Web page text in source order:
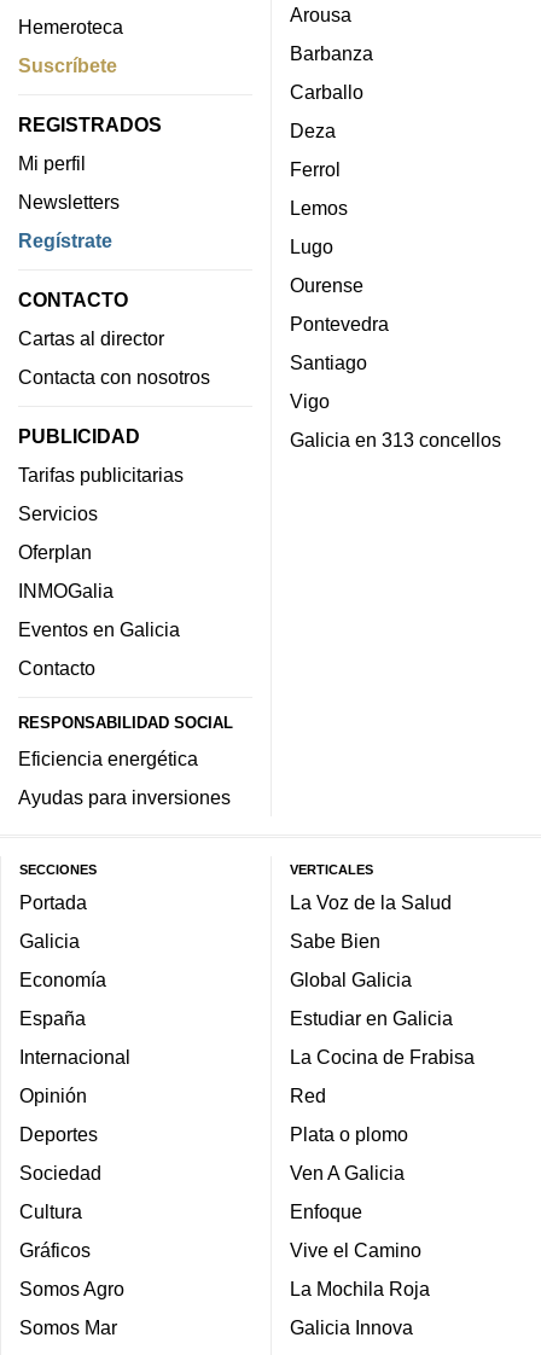
Hemeroteca
Suscríbete
REGISTRADOS
Mi perfil
Newsletters
Regístrate
CONTACTO
Cartas al director
Contacta con nosotros
PUBLICIDAD
Tarifas publicitarias
Servicios
Oferplan
INMOGalia
Eventos en Galicia
Contacto
RESPONSABILIDAD SOCIAL
Eficiencia energética
Ayudas para inversiones
Arousa
Barbanza
Carballo
Deza
Ferrol
Lemos
Lugo
Ourense
Pontevedra
Santiago
Vigo
Galicia en 313 concellos
SECCIONES
Portada
Galicia
Economía
España
Internacional
Opinión
Deportes
Sociedad
Cultura
Gráficos
Somos Agro
Somos Mar
VERTICALES
La Voz de la Salud
Sabe Bien
Global Galicia
Estudiar en Galicia
La Cocina de Frabisa
Red
Plata o plomo
Ven A Galicia
Enfoque
Vive el Camino
La Mochila Roja
Galicia Innova